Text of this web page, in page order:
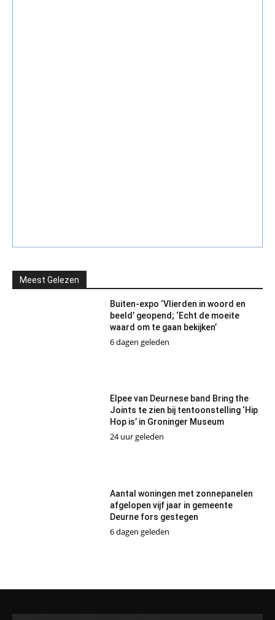
Meest Gelezen
Buiten-expo ‘Vlierden in woord en
beeld’ geopend; ‘Echt de moeite
waard om te gaan bekijken’
6 dagen geleden
Elpee van Deurnese band Bring the
Joints te zien bij tentoonstelling ‘Hip
Hop is’ in Groninger Museum
24 uur geleden
Aantal woningen met zonnepanelen
afgelopen vijf jaar in gemeente
Deurne fors gestegen
6 dagen geleden